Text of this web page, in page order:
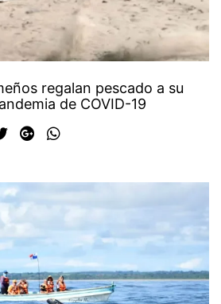
regalan pescado a su
de COVID-19